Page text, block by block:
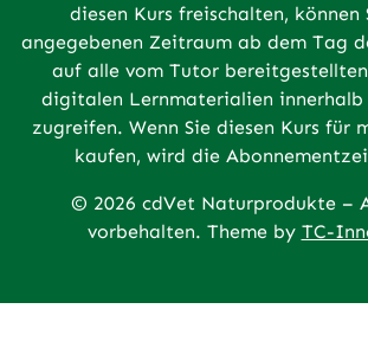
diesen Kurs freischalten, können
angegebenen Zeitraum ab dem Tag
auf alle vom Tutor
digitalen Lernmaterialien innerhalb
zugreifen. Wenn Sie diesen Kurs für
kaufen, wird die
© 2026 cdVet Naturprodukte –
vorbehalten. Theme by TC-